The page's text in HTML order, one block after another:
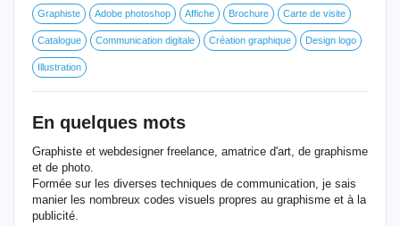
Graphiste Adobe photoshop Affiche Brochure Carte de visite
Catalogue Communication digitale Création graphique Design logo
Illustration
En quelques mots
Graphiste et webdesigner freelance, amatrice d'art, de graphisme
et de photo.
Formée sur les diverses techniques de communication, je sais
manier les nombreux codes visuels propres au graphisme et à la
publicité.